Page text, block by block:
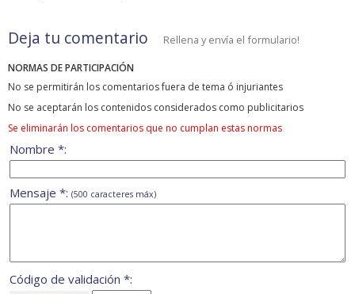
Deja tu comentario Rellena y envía el formulario!
NORMAS DE PARTICIPACIÓN
No se permitirán los comentarios fuera de tema ó injuriantes
No se aceptarán los contenidos considerados como publicitarios
Se eliminarán los comentarios que no cumplan estas normas
Nombre *:
Mensaje *: (500 caracteres máx)
Código de validación *: